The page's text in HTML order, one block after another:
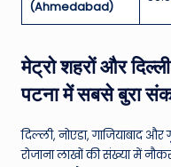
(Ahmedabad)
मेट्रो शहरों और
पटना में सबसे बुरा
दिल्ली, नोएडा, गाजियाबाद
रोजाना लाखों की संख्या में